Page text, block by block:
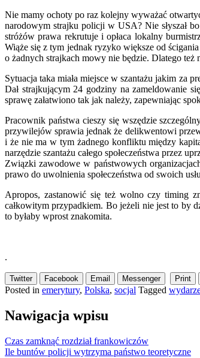
Nie mamy ochoty po raz kolejny wyważać
narodowym strajku policji w USA? Nie słyszał
stróżów prawa rekrutuje i opłaca lokalny
Wiąże się z tym jednak ryzyko większe od
o żadnych strajkach mowy nie będzie. Dlatego też
Sytuacja taka miała miejsce w szantażu jakim za
Dał strajkującym 24 godziny na zameldowanie
sprawę załatwiono tak jak należy, zapewniając
Pracownik państwa cieszy się wszędzie
przywilejów sprawia jednak że delikwentowi
i że nie ma w tym żadnego konfliktu między
narzędzie szantażu całego społeczeństwa przez
Związki zawodowe w państwowych
prawo do uwolnienia społeczeństwa od swoich
Apropos, zastanowić się też wolno czy timing
całkowitym przypadkiem. Bo jeżeli nie jest to by
to byłaby wprost znakomita.
.
Twitter Facebook Email Messenger Print
Posted in emerytury, Polska, socjal Tagged
Nawigacja wpisu
Czas zamknąć rozdział frankowiczów
Ile buntów policji wytrzyma państwo teoretyczne